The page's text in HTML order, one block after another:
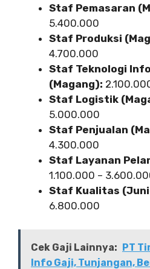
Staf Pemasaran
5.400.000
Staf Produksi
4.700.000
Staf Teknologi
(Magang):
Staf Logistik
5.000.000
Staf Penjualan
4.300.000
Staf Layanan
1.100.000 –
Staf Kualitas
6.800.000
Cek Gaji Lainnya: PT
Info Gaji, Tunjangan,